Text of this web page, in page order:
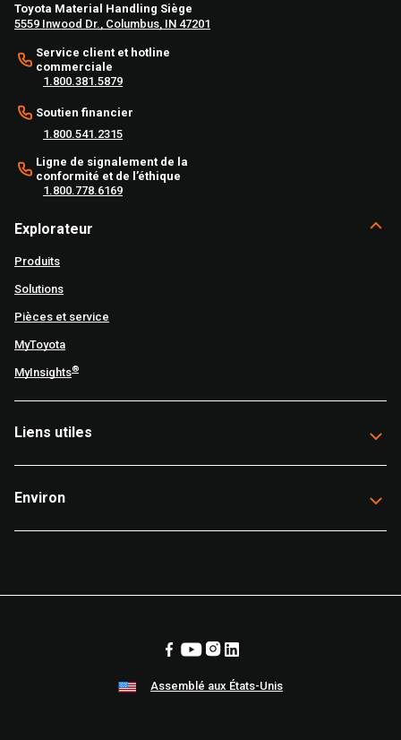
Toyota Material Handling Siège
5559 Inwood Dr., Columbus, IN 47201
Service client et hotline
commerciale
1.800.381.5879
Soutien financier
1.800.541.2315
Ligne de signalement de la
conformité et de l’éthique
1.800.778.6169
Explorateur
Produits
Solutions
Pièces et service
MyToyota
MyInsights®
Liens utiles
Environ
Assemblé aux États-Unis